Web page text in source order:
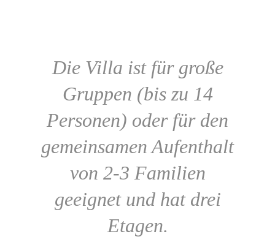
Die Villa ist für große
Gruppen (bis zu 14
Personen) oder für den
gemeinsamen Aufenthalt
von 2-3 Familien
geeignet und hat drei
Etagen.